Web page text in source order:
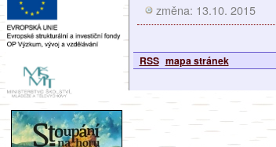
změna: 13.10. 2015
RSS mapa stránek